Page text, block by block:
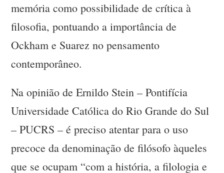
memória como possibilidade de crítica à
filosofia, pontuando a importância de
Ockham e Suarez no pensamento
contemporâneo.
Na opinião de Ernildo Stein – Pontifícia
Universidade Católica do Rio Grande do Sul
– PUCRS – é preciso atentar para o uso
precoce da denominação de filósofo àqueles
que se ocupam “com a história, a filologia e